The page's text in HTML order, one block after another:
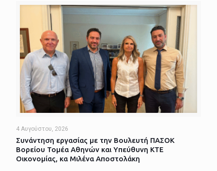
4 Αυγούστου, 2026
Συνάντηση εργασίας με την Βουλευτή ΠΑΣΟΚ
Βορείου Τομέα Αθηνών και Υπεύθυνη ΚΤΕ
Οικονομίας, κα Μιλένα Αποστολάκη